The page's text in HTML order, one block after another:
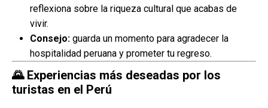
reflexiona sobre la riqueza cultural que acabas de
vivir.
Consejo: guarda un momento para agradecer la
hospitalidad peruana y prometer tu regreso.
🌄 Experiencias más deseadas por los
turistas en el Perú